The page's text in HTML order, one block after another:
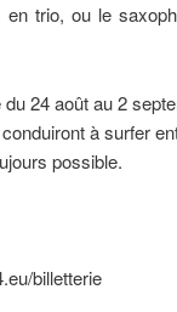
trio, ou le
24 août au 2
à surfer
possible.
billetterie